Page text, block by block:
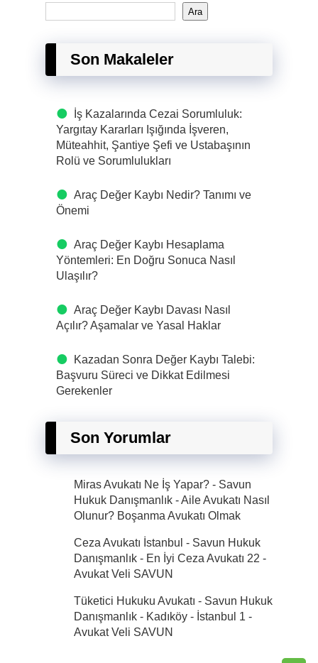
Ara
Son Makaleler
İş Kazalarında Cezai Sorumluluk:
Yargıtay Kararları Işığında İşveren,
Müteahhit, Şantiye Şefi ve Ustabaşının
Rolü ve Sorumlulukları
Araç Değer Kaybı Nedir? Tanımı ve
Önemi
Araç Değer Kaybı Hesaplama
Yöntemleri: En Doğru Sonuca Nasıl
Ulaşılır?
Araç Değer Kaybı Davası Nasıl
Açılır? Aşamalar ve Yasal Haklar
Kazadan Sonra Değer Kaybı Talebi:
Başvuru Süreci ve Dikkat Edilmesi
Gerekenler
Son Yorumlar
Miras Avukatı Ne İş Yapar? - Savun
Hukuk Danışmanlık -Aile Avukatı Nasıl
Olunur? Boşanma Avukatı Olmak
Ceza Avukatı İstanbul - Savun Hukuk
Danışmanlık - En İyi Ceza Avukatı 22 -
Avukat Veli SAVUN
Tüketici Hukuku Avukatı - Savun Hukuk
Danışmanlık - Kadıköy - İstanbul 1 -
Avukat Veli SAVUN